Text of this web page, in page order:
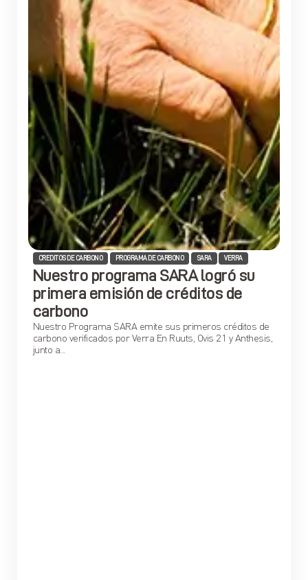
CREDITOS DE CARBONO PROGRAMA DE CARBONO SARA VERRA
Nuestro programa SARA logró su
primera emisión de créditos de
carbono
Nuestro Programa SARA emite sus primeros créditos de
carbono verificados por Verra En Ruuts, Ovis 21 y Anthesis,
junto a...